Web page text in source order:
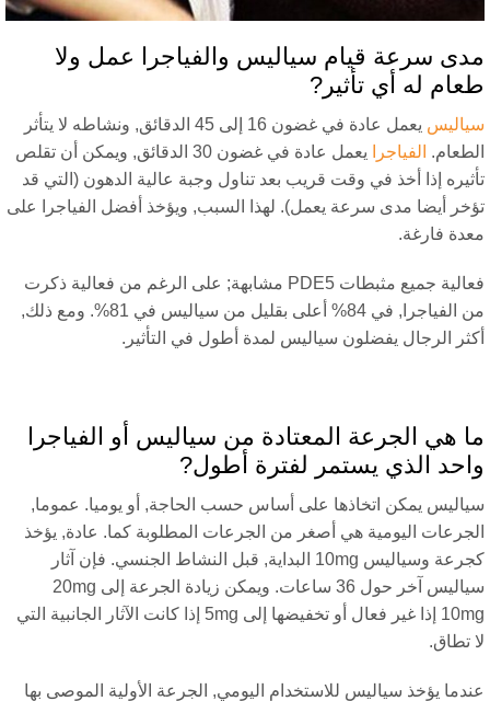
سرعة قيام سياليس والفياجرا عمل ولا
له أي تأثير?
يعمل عادة في غضون 16 إلى 45 الدقائق, ونشاطه لا يتأثر
الفياجرا
يعمل عادة في غضون 30 الدقائق, ويمكن أن تقلص
إذا أخذ في وقت قريب بعد تناول وجبة عالية الدهون (التي قد
أيضا مدى سرعة يعمل). لهذا السبب, ويؤخذ أفضل الفياجرا على
فارغة.
فعالية جميع مثبطات PDE5 مشابهة; على الرغم من فعالية ذكرت
من الفياجرا, في 84% أعلى بقليل من سياليس في 81%. ومع ذلك,
الرجال يفضلون سياليس لمدة أطول في التأثير.
هي الجرعة المعتادة من سياليس أو الفياجرا
الذي يستمر لفترة أطول?
يمكن اتخاذها على أساس حسب الحاجة, أو يوميا. عموما,
اليومية هي أصغر من الجرعات المطلوبة كما. عادة, يؤخذ
كجرعة وسياليس 10mg البداية, قبل النشاط الجنسي. فإن آثار
سياليس آخر حول 36 ساعات. ويمكن زيادة الجرعة إلى 20mg
10mg إذا غير فعال أو تخفيضها إلى 5mg إذا كانت الآثار الجانبية التي
تطاق.
يؤخذ سياليس للاستخدام اليومي, الجرعة الأولية الموصى بها